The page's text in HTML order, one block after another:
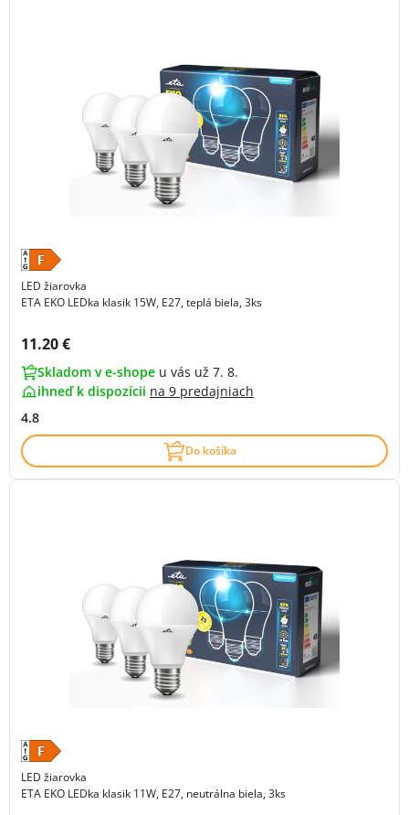
LED žiarovka
ETA EKO LEDka klasik 15W, E27, teplá biela, 3ks
Cena s DPH:
11.20 €
Skladom v e-shope u vás už 7. 8.
ihneď k dispozícii na 9 predajniach
4.8
Do košíka
LED žiarovka
ETA EKO LEDka klasik 11W, E27, neutrálna biela, 3ks